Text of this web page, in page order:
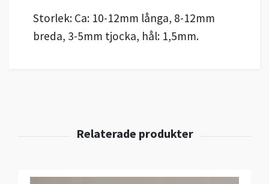
Storlek: Ca: 10-12mm långa, 8-12mm
breda, 3-5mm tjocka, hål: 1,5mm.